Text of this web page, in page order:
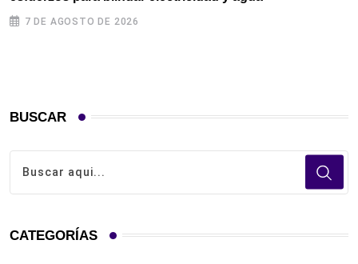
7 DE AGOSTO DE 2026
BUSCAR
CATEGORÍAS